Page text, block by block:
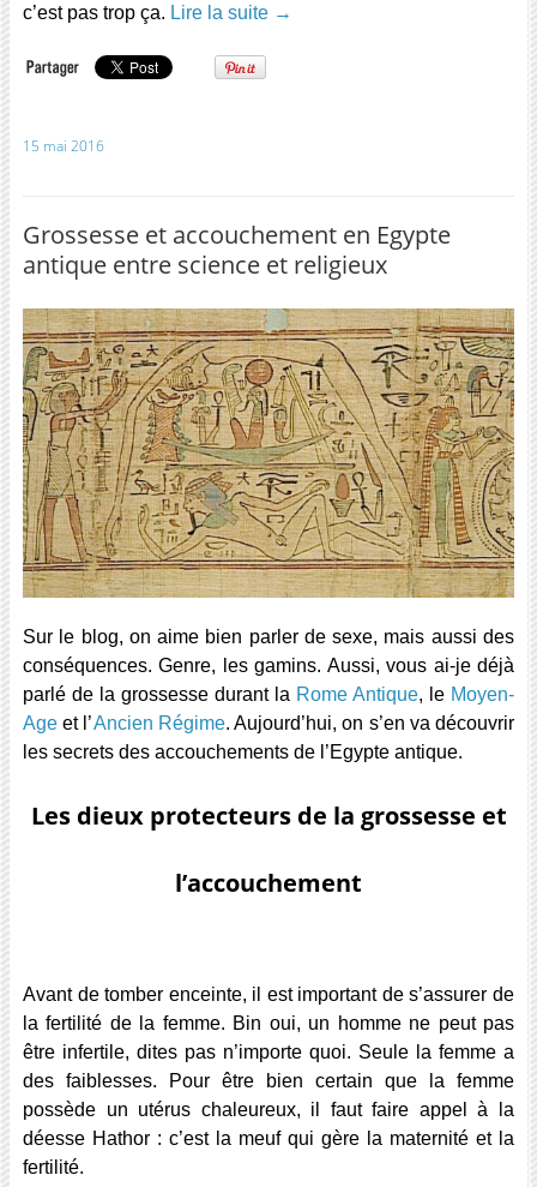
c’est pas trop ça. Lire la suite →
15 mai 2016
Grossesse et accouchement en Egypte
antique entre science et religieux
Sur le blog, on aime bien parler de sexe, mais aussi des
conséquences. Genre, les gamins. Aussi, vous ai-je déjà
parlé de la grossesse durant la Rome Antique, le Moyen-
Ageet l’Ancien Régime. Aujourd’hui, on s’en va découvrir
les secrets des accouchements de l’Egypte antique.
Les dieux protecteurs de la grossesse et
l’accouchement
Avant de tomber enceinte, il est important de s’assurer de
la fertilité de la femme. Bin oui, un homme ne peut pas
être infertile, dites pas n’importe quoi. Seule la femme a
des faiblesses. Pour être bien certain que la femme
possède un utérus chaleureux, il faut faire appel à la
déesse Hathor : c’est la meuf qui gère la maternité et la
fertilité.